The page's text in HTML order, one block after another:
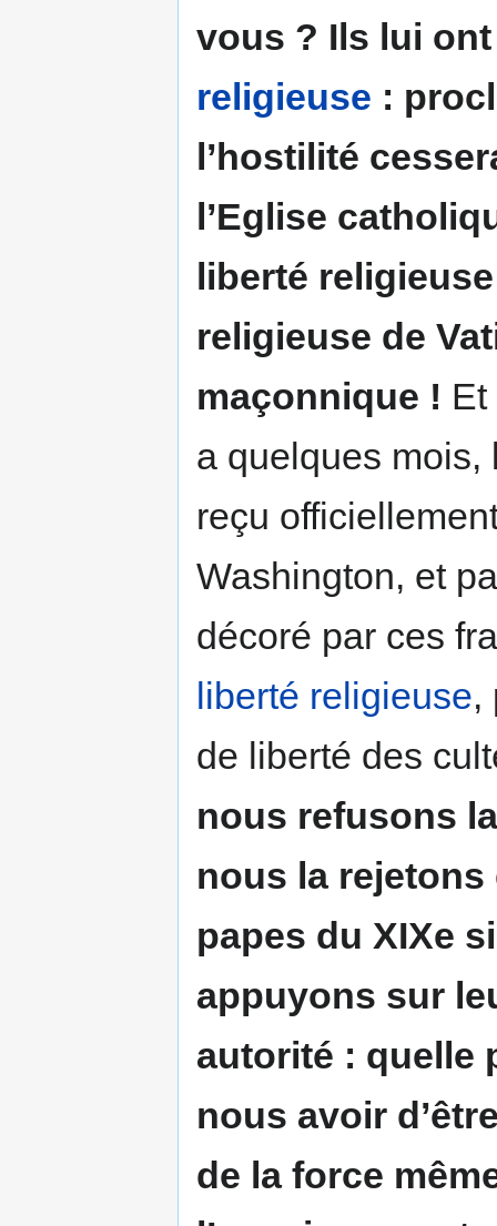
vous ? Ils lui
religieuse :
l’hostilité
l’Eglise
liberté
religieuse de
maçonnique ! Et
a quelques mois,
reçu
Washington, et
décoré par ces
liberté religieuse,
de liberté des
nous refusons
nous la rejetons
papes du XIXe
appuyons sur
autorité : quelle
nous avoir
de la force